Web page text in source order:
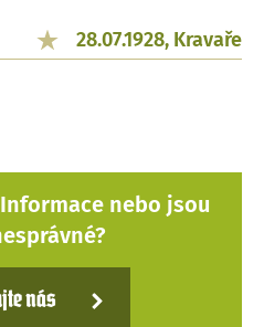
28.07.1928, Kravaře
nebo jsou
nás